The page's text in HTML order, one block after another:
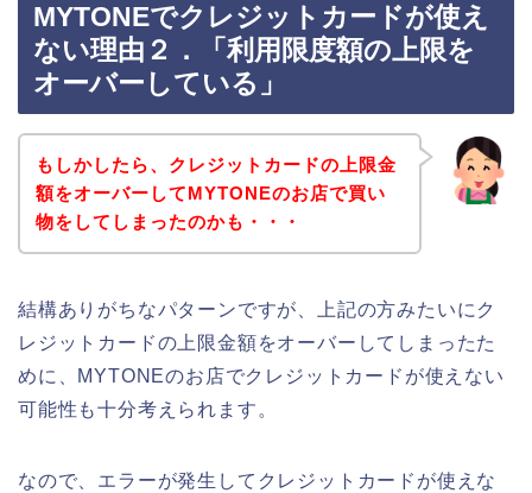
MYTONEでクレジットカードが使え
ない理由２．「利用限度額の上限を
オーバーしている」
もしかしたら、クレジットカードの上限金
額をオーバーしてMYTONEのお店で買い
物をしてしまったのかも・・・
結構ありがちなパターンですが、上記の方みたいにク
レジットカードの上限金額をオーバーしてしまったた
めに、MYTONEのお店でクレジットカードが使えない
可能性も十分考えられます。
なので、エラーが発生してクレジットカードが使えな